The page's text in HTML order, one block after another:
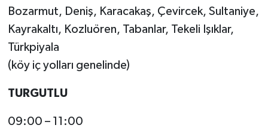
Bozarmut, Deniş, Karacakaş, Çevircek, Sultaniye,
Kayrakaltı, Kozluören, Tabanlar, Tekeli Işıklar,
Türkpiyala
(köy iç yolları genelinde)
TURGUTLU
09:00 – 11:00